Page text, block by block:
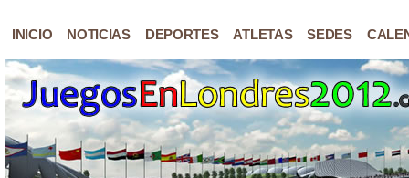
INICIO NOTICIAS DEPORTES ATLETAS SEDES